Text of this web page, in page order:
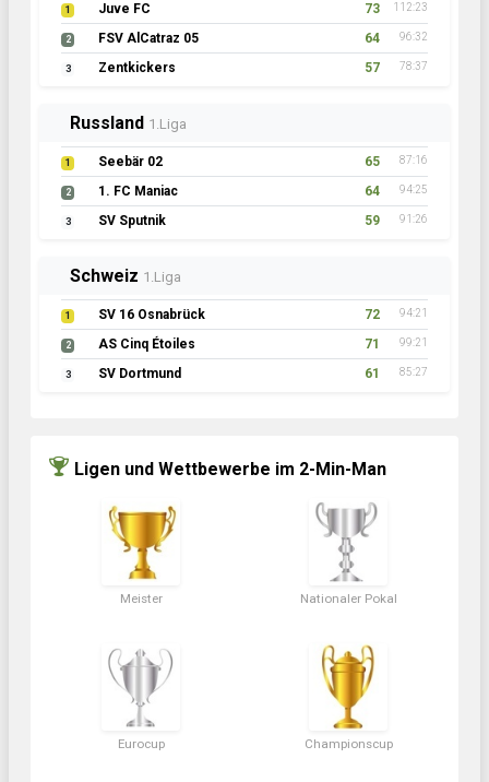
1 Juve FC 73 112:23
2 FSV AlCatraz 05 64 96:32
3 Zentkickers 57 78:37
Russland 1.Liga
1 Seebär 02 65 87:16
2 1. FC Maniac 64 94:25
3 SV Sputnik 59 91:26
Schweiz 1.Liga
1 SV 16 Osnabrück 72 94:21
2 AS Cinq Étoiles 71 99:21
3 SV Dortmund 61 85:27
Ligen und Wettbewerbe im 2-Min-Man
Meister Nationaler Pokal
Eurocup Championscup